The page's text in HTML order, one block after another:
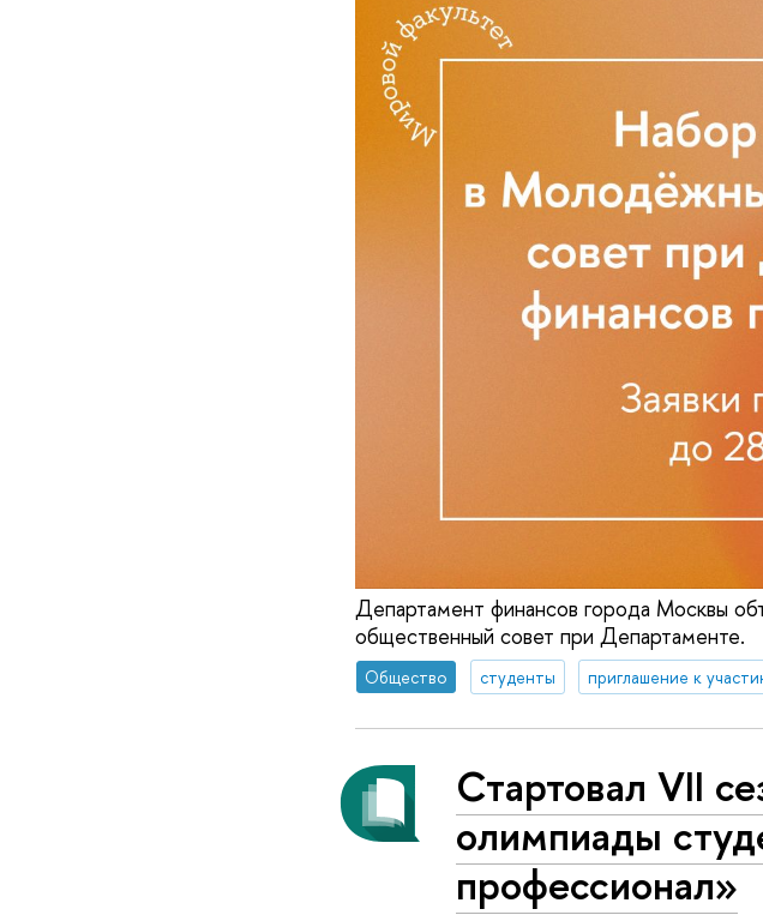
Департамент финансов города Москвы
общественный совет при Департаменте.
Общество студенты приглашение к
Стартовал VII
олимпиады
профессионал»